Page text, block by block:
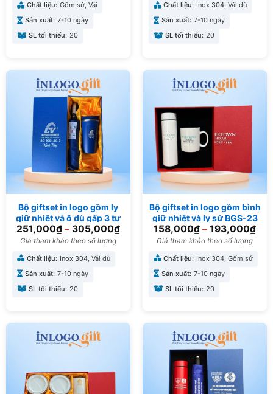
Chất liệu: Gốm sứ, Vải
Sản xuất: 7-10 ngày
SL tối thiểu: 20
Chất liệu: Inox 304, Vải dù
Sản xuất: 7-10 ngày
SL tối thiểu: 20
Bộ giftset in logo gồm ly
giữ nhiệt và ô dù gấp 3 tự
động 1 chiều BGS-37
251,000₫– 305,000₫
Giá tham khảo theo số lượng
Chất liệu: Inox 304, Vải dù
Sản xuất: 7-10 ngày
SL tối thiểu: 20
Bộ giftset in logo gồm bình
giữ nhiệt và ly sứ BGS-23
158,000₫ –193,000₫
Giá tham khảo theo số lượng
Chất liệu: Inox 304, Gốm sứ
Sản xuất: 7-10 ngày
SL tối thiểu: 20